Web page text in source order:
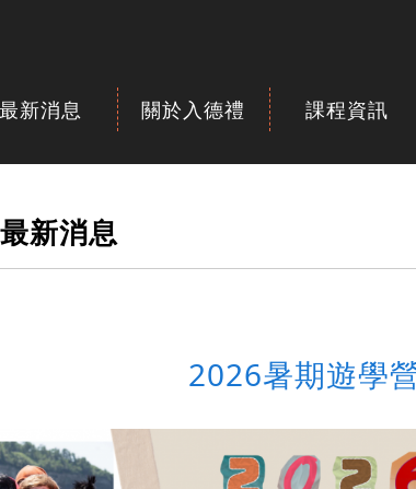
最新消息 關於入德禮 課程資訊
新消息
2026暑期遊學